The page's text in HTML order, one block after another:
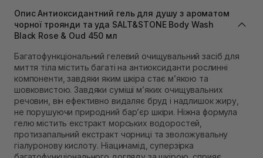
Самовивіз м. Львів, вул. Степана Бандери 45
В наявності
Немає в наявності!
Самовивіз м. Рівне, вул. Кулика і Гудачека 23 (ТЦ
Екватор)
Немає в наявності!
Опис Антиоксидантний гель для душу з ароматом
чорної троянди та уда SALT&STONE Body Wash
Black Rose & Oud 450 мл
Багатофункціональний гелевий очищувальний засіб для
миття тіла містить багаті на антиоксиданти рослинні
компоненти, завдяки яким шкіра стає м’якою та
шовковистою. Завдяки суміші м’яких очищувальних
речовин, він ефективно видаляє бруд і надлишок жиру,
не порушуючи природний бар’єр шкіри. Ніжна формула
гелю містить екстракт морських водоростей,
протизапальний екстракт чорниці та зволожувальну
гіалуронову кислоту. Ніацинамід, суперзірка